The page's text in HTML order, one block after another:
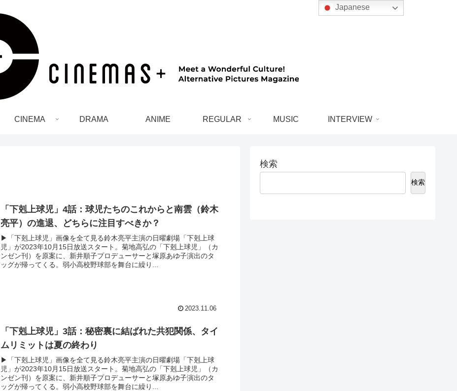
CINEMA DRAMA ANIME REGULAR MUSIC INTERVIEW
「下剋上球児」4話：球児たちのこれからと南雲（鈴木
亮平）の進退、どちらに注目すべきか？
▶︎「下剋上球児」画像を全て見る鈴木亮平主演の日曜劇場「下剋上球
児」が2023年10月15日放送スタート。菊地高弘の「下剋上球児」（カ
ンゼン刊）を原案に、新井順子プロデューサーと塚原あゆ子演出のタ
ッグが帰ってくる。弱小高校野球部を舞台に繰り...
2023.11.06
「下剋上球児」3話：秘密裏に結ばれた共犯関係、タイ
ムリミットは夏の終わり
▶︎「下剋上球児」画像を全て見る鈴木亮平主演の日曜劇場「下剋上球
児」が2023年10月15日放送スタート。菊地高弘の「下剋上球児」（カ
ンゼン刊）を原案に、新井順子プロデューサーと塚原あゆ子演出のタ
ッグが帰ってくる。弱小高校野球部を舞台に繰り...
検索
検索
Japanese